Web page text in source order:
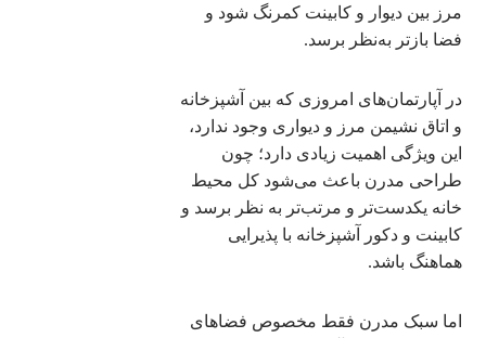
مرز بین دیوار و کابینت کمرنگ شود و
فضا بازتر به‌نظر برسد.
در آپارتمان‌های امروزی که بین آشپزخانه
و اتاق نشیمن مرز و دیواری وجود ندارد،
این ویژگی اهمیت زیادی دارد؛ چون
طراحی مدرن باعث می‌شود کل محیط
خانه یکدست‌تر و مرتب‌تر به نظر برسد و
کابینت و دکور آشپزخانه با پذیرایی
هماهنگ باشد.
اما سبک مدرن فقط مخصوص فضاهای